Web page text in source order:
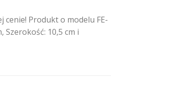
cenie! Produkt o modelu FE-
Szerokość: 10,5 cm i